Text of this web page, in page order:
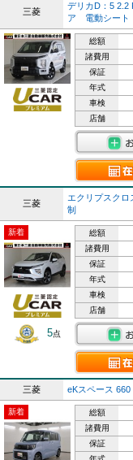
三菱
デリカD：5
ア 電動シート
総額
諸費用
保証
年式
車検
店舗
三菱
エクリプスクロ
制
新着
5点
総額
諸費用
保証
年式
車検
店舗
三菱 eKスペース
新着 総額
諸費用
保証